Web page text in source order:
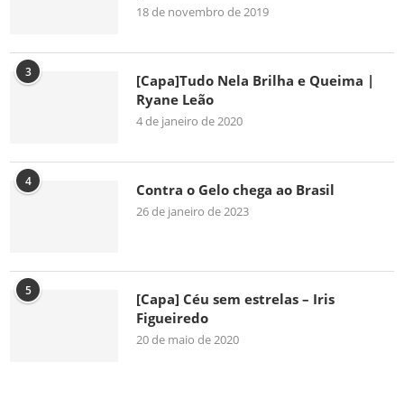
18 de novembro de 2019
3
[Capa]Tudo Nela Brilha e Queima |
Ryane Leão
4 de janeiro de 2020
4 Contra o Gelo chega ao Brasil
26 de janeiro de 2023
5
[Capa] Céu sem estrelas – Iris
Figueiredo
20 de maio de 2020